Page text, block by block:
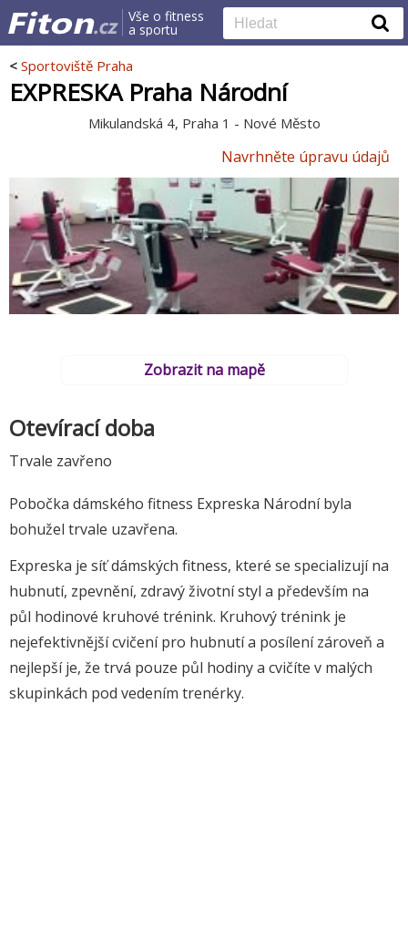
Vše o fitness
a sportu
< Sportoviště Praha
EXPRESKA Praha Národní
Mikulandská 4, Praha 1 - Nové Město
Navrhněte úpravu údajů
Zobrazit na mapě
Otevírací doba
Trvale zavřeno
Pobočka dámského fitness Expreska Národní byla
bohužel trvale uzavřena.
Expreska je síť dámských fitness, které se specializují na
hubnutí, zpevnění, zdravý životní styl a především na
půl hodinové kruhové trénink. Kruhový trénink je
nejefektivnější cvičení pro hubnutí a posílení zároveň a
nejlepší je, že trvá pouze půl hodiny a cvičíte v malých
skupinkách pod vedením trenérky.